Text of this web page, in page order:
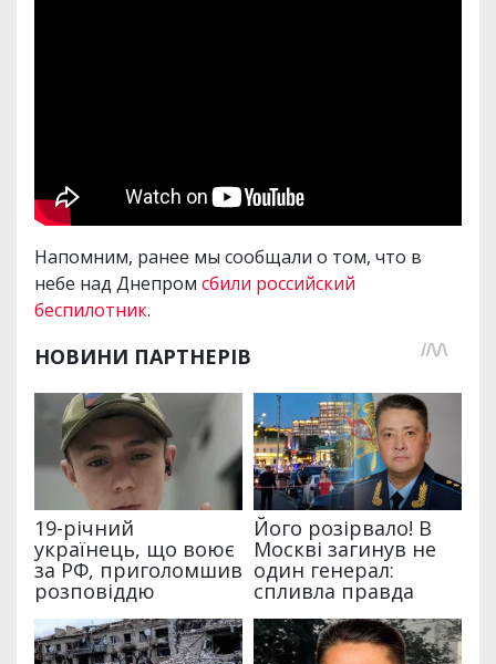
Напомним, ранее мы сообщали о том, что в
небе над Днепром сбили российский
беспилотник.